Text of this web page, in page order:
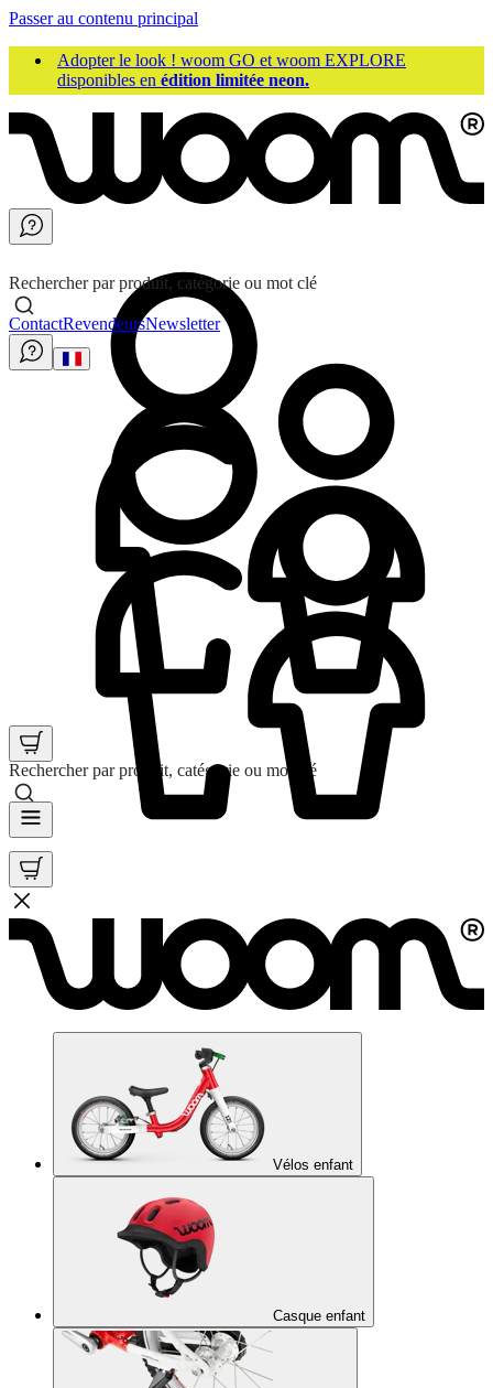
Passer au contenu principal
Adopter le look ! woom GO et woom EXPLORE
disponibles en édition limitée neon.
Rechercher par produit, catégorie ou mot clé
Rechercher par produit, catégorie ou mot clé
ContactRevendeursNewsletter
Vélos enfant
Casque enfant